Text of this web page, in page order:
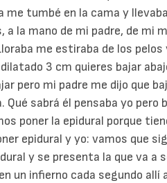
me tumbé en la cama y
a la mano de mi padre, de mi
me estiraba de los
3 cm quieres bajar
pero mi padre me dijo que
Qué sabrá él pensaba yo pero
poner la epidural porque
epidural y yo: vamos que
y se presenta la que va
un infierno cada segundo allí